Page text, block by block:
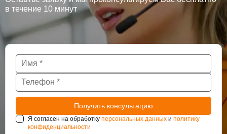
в течение 10 минут
Я согласен на обработку персональных данных и политику
конфиденциальности